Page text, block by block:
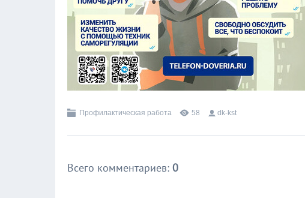
Профилактическая работа 58 dk-kst
Всего комментариев: 0